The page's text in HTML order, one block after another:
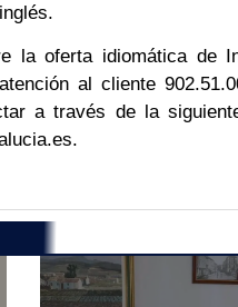
la oferta idiomática de
al cliente
a través de la